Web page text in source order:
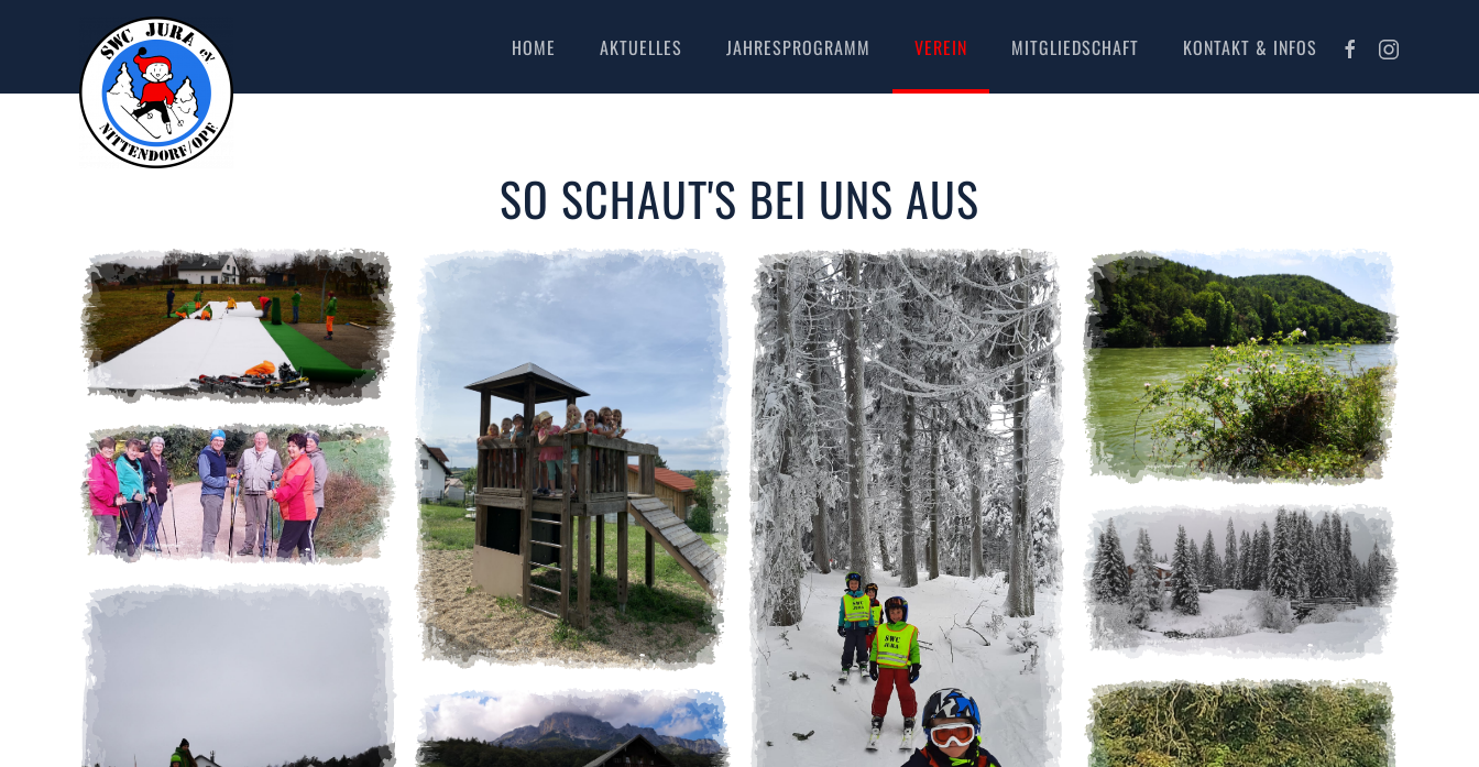
Zum Hauptinhalt springen
HOME AKTUELLES JAHRESPROGRAMM VEREIN MITGLIEDSCHAFT KONTAKT & INFOS
SO SCHAUT'S BEI UNS AUS